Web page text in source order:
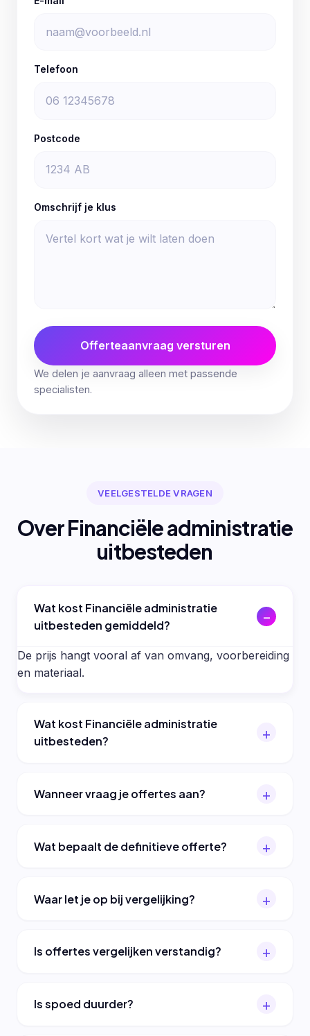
Telefoon
Postcode
Omschrijf je klus
Offerteaanvraag versturen
We delen je aanvraag alleen met passende
specialisten.
VEELGESTELDE VRAGEN
Over Financiële administratie
uitbesteden
Wat kost Financiële administratie
uitbesteden gemiddeld?
De prijs hangt vooral af van omvang, voorbereiding
en materiaal.
Wat kost Financiële administratie
uitbesteden?
Wanneer vraag je offertes aan?
Wat bepaalt de definitieve offerte?
Waar let je op bij vergelijking?
Is offertes vergelijken verstandig?
Is spoed duurder?